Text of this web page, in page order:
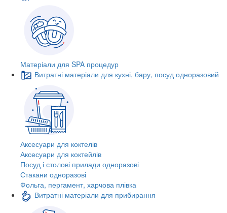
Матеріали для SPA процедур
Витратні матеріали для кухні, бару, посуд одноразовий
Аксесуари для коктелів
Аксесуари для коктейлів
Посуд і столові прилади одноразові
Стакани одноразові
Фольга, пергамент, харчова плівка
Витратні матеріали для прибирання